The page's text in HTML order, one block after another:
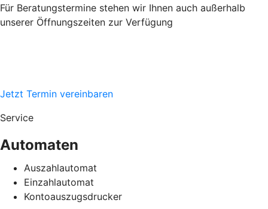
Für Beratungstermine stehen wir Ihnen auch außerhalb
unserer Öffnungszeiten zur Verfügung
Jetzt Termin vereinbaren
Service
Automaten
Auszahlautomat
Einzahlautomat
Kontoauszugsdrucker